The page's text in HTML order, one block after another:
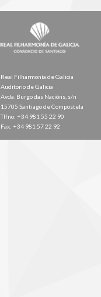
Real Filharmonía de Galicia
Auditorio de Galicia
Avda. Burgo das Nacións, s/n
15705 Santiago de Compostela
Tlfno: +34 981 55 22 90
Fax: +34 981 57 22 92